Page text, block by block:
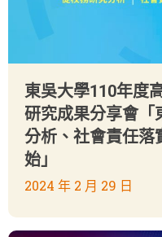
東吳大學110年度
研究成果分享會「
分析、社會責任落
始」
2024 年 2 月 29 日